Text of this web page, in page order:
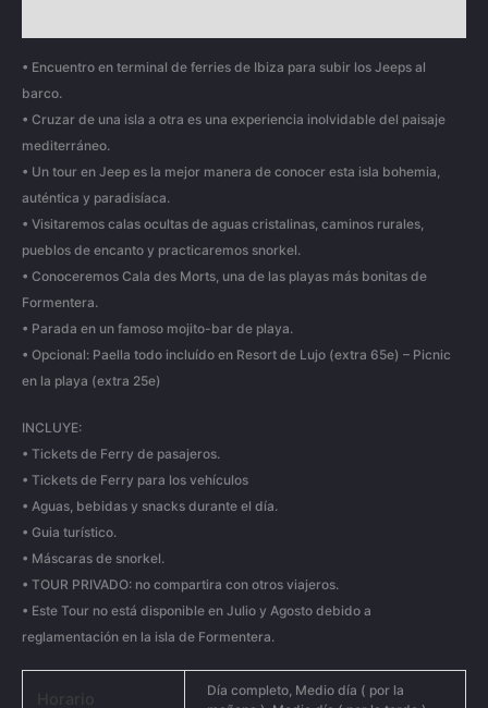
• Encuentro en terminal de ferries de Ibiza para subir los Jeeps al
barco.
• Cruzar de una isla a otra es una experiencia inolvidable del paisaje
mediterráneo.
• Un tour en Jeep es la mejor manera de conocer esta isla bohemia,
auténtica y paradisíaca.
• Visitaremos calas ocultas de aguas cristalinas, caminos rurales,
pueblos de encanto y practicaremos snorkel.
• Conoceremos Cala des Morts, una de las playas más bonitas de
Formentera.
• Parada en un famoso mojito-bar de playa.
• Opcional: Paella todo incluído en Resort de Lujo (extra 65e) – Picnic
en la playa (extra 25e)
INCLUYE:
• Tickets de Ferry de pasajeros.
• Tickets de Ferry para los vehículos
• Aguas, bebidas y snacks durante el día.
• Guia turístico.
• Máscaras de snorkel.
• TOUR PRIVADO: no compartira con otros viajeros.
• Este Tour no está disponible en Julio y Agosto debido a
reglamentación en la isla de Formentera.
Horario
Día completo, Medio día ( por la